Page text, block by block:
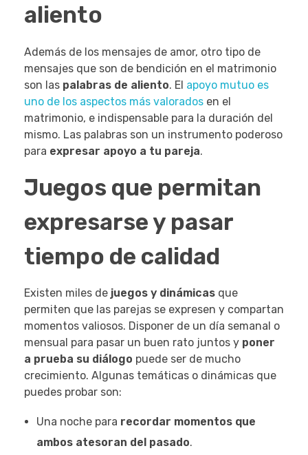
aliento
Además de los mensajes de amor, otro tipo de
mensajes que son de bendición en el matrimonio
son las palabras de aliento. El apoyo mutuo es
uno de los aspectos más valorados en el
matrimonio, e indispensable para la duración del
mismo. Las palabras son un instrumento poderoso
para expresar apoyo a tu pareja.
Juegos que permitan
expresarse y pasar
tiempo de calidad
Existen miles de juegos y dinámicas que
permiten que las parejas se expresen y compartan
momentos valiosos. Disponer de un día semanal o
mensual para pasar un buen rato juntos y poner
a prueba su diálogo puede ser de mucho
crecimiento. Algunas temáticas o dinámicas que
puedes probar son:
Una noche para recordar momentos que
ambos atesoran del pasado.